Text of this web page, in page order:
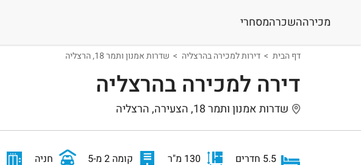
מכירההשכרהמסחרי
דף הבית דירות למכירה בהרצליה שדרות אמנון ותמר 18, הרצליה
דירה למכירה בהרצליה
שדרות אמנון ותמר 18, הצעירה, הרצליה
5.5 חדרים 130 מ"ר קומה 2 מ-5 חניה